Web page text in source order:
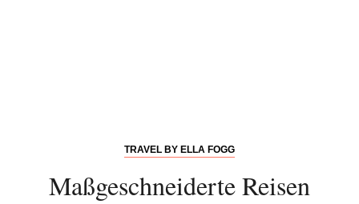
TRAVEL BY ELLA FOGG
Maßgeschneiderte Reisen